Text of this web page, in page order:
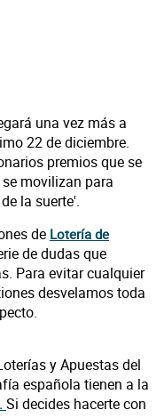
una vez más a
22 de diciembre.
premios que se
movilizan para
la suerte'.
de Lotería de
de dudas que
Para evitar cualquier
desvelamos toda
y Apuestas del
española tienen a la
Si decides hacerte con